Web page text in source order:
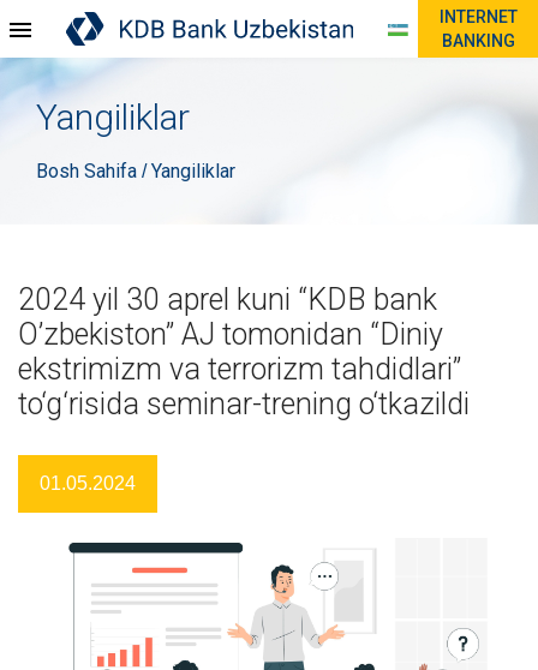
INTERNET
BANKING
Yangiliklar
Bosh Sahifa /Yangiliklar
2024 yil 30 aprel kuni “KDB bank
O’zbekiston” AJ tomonidan “Diniy
ekstrimizm va terrorizm tahdidlari”
to‘g‘risida seminar-trening o‘tkazildi
01.05.2024